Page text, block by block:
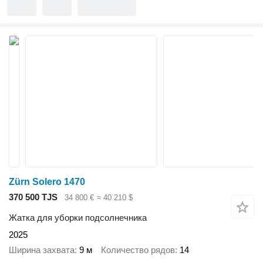
Zürn Solero 1470
370 500 TJS
34 800 € ≈ 40 210 $
Жатка для уборки подсолнечника
2025
Ширина захвата 9 м Количество рядов 14